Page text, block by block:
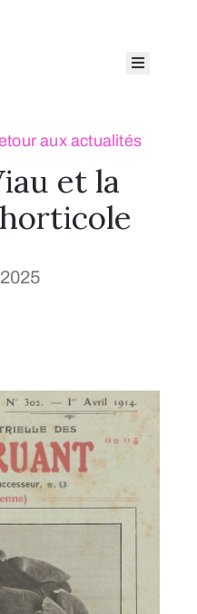
et la